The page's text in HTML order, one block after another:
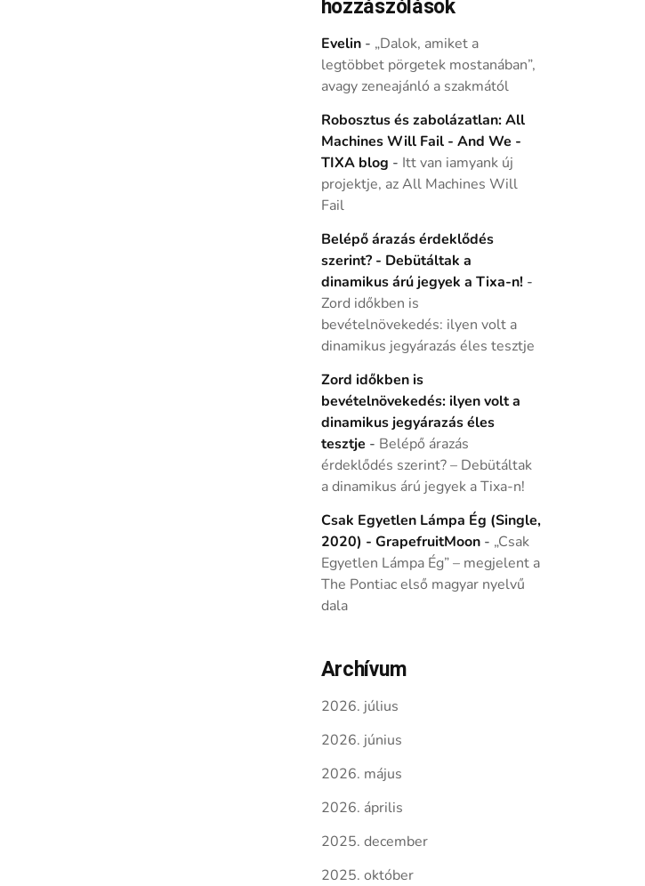
hozzászólások
Evelin- „Dalok, amiket a
legtöbbet pörgetek mostanában”,
avagy zeneajánló a szakmától
Robosztus és zabolázatlan: All
Machines Will Fail - And We -
TIXA blog - Itt van iamyank új
projektje, az All Machines Will
Fail
Belépő árazás érdeklődés
szerint? - Debütáltak a
dinamikus árú jegyek a Tixa-n! -
Zord időkben is
bevételnövekedés: ilyen volt a
dinamikus jegyárazás éles tesztje
Zord időkben is
bevételnövekedés: ilyen volt a
dinamikus jegyárazás éles
tesztje - Belépő árazás
érdeklődés szerint? – Debütáltak
a dinamikus árú jegyek a Tixa-n!
Csak Egyetlen Lámpa Ég (Single,
2020) - GrapefruitMoon- „Csak
Egyetlen Lámpa Ég” – megjelent a
The Pontiac első magyar nyelvű
dala
Archívum
2026. július
2026. június
2026. május
2026. április
2025. december
2025. október